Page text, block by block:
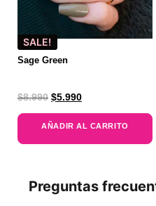
SALE!
Sage Green
$8.990 $5.990
AÑADIR AL CARRITO
Preguntas